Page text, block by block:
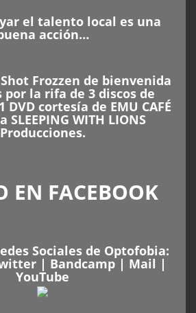
el talento local es una
acción…
Frozzen de bienvenida
la rifa de 3 discos de
DVD cortesía de EMU CAFÉ
WITH LIONS
Producciones.
EN FACEBOOK
Sociales de Optofobia:
| Bandcamp| Mail |
YouTube